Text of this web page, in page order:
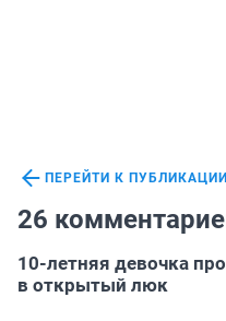
ПЕРЕЙТИ К ПУБЛИКАЦИИ
26
10-летняя девочка
в открытый люк